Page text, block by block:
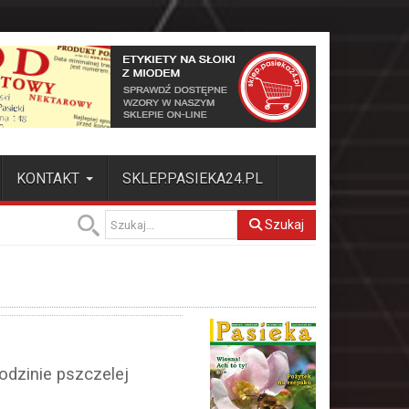
KONTAKT SKLEP.PASIEKA24.PL
Szukaj
pszczelej